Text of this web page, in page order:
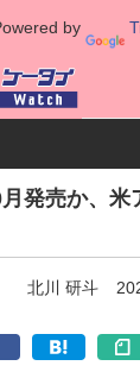
by
(iOS)
発売か、米
北川 研斗